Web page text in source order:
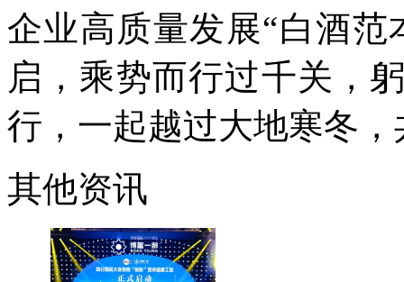
企业高质量发展“白酒范
启，乘势而行过千关，
行，一起越过大地寒冬
其他资讯